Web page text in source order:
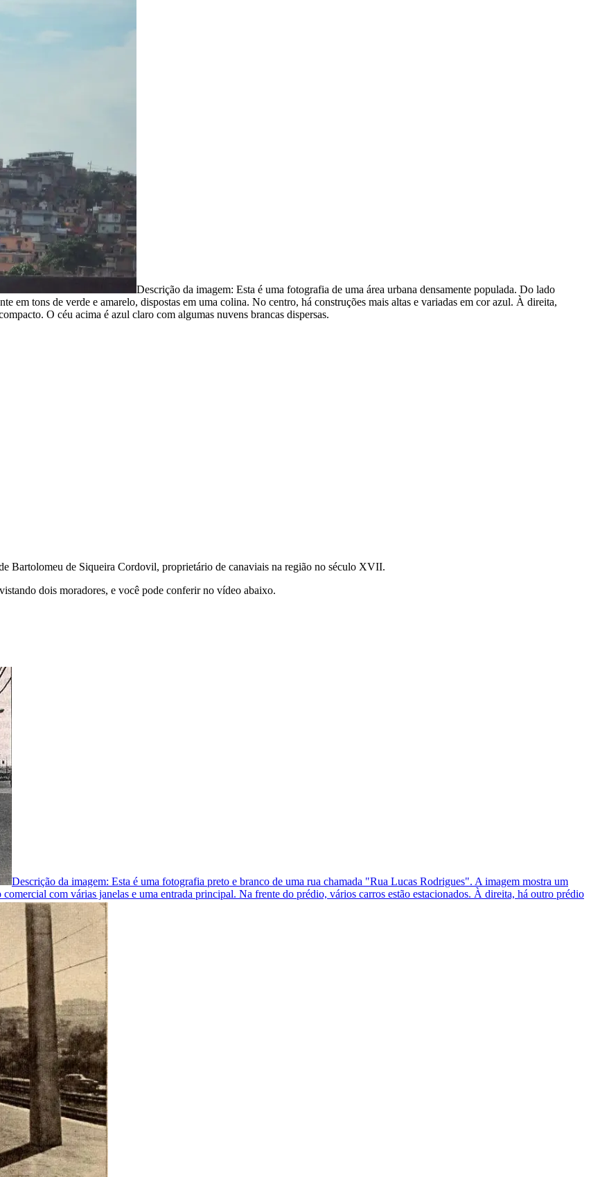
Descrição da imagem: Esta é uma fotografia de uma área urbana densamente populada. Do lado
em tons de verde e amarelo, dispostas em uma colina. No centro, há construções mais altas e variadas em cor azul. À direita,
O céu acima é azul claro com algumas nuvens brancas dispersas.
Bartolomeu de Siqueira Cordovil, proprietário de canaviais na região no século XVII.
dois moradores, e você pode conferir no vídeo abaixo.
Descrição da imagem: Esta é uma fotografia preto e branco de uma rua chamada "Rua Lucas Rodrigues". A imagem mostra um
com várias janelas e uma entrada principal. Na frente do prédio, vários carros estão estacionados. À direita, há outro prédio
de um carro antigo.